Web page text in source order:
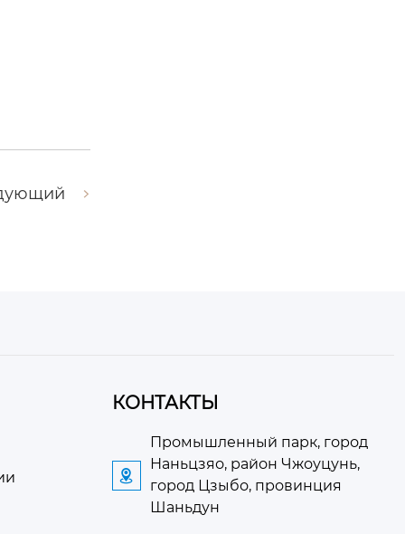
КОНТАКТЫ

Промышленный парк, город
Наньцзяо, район Чжоуцунь,
город Цзыбо, провинция
Шаньдун